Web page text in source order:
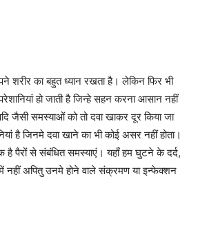
का बहुत ध्यान रखता है। लेकिन फिर भी
हो जाती है जिन्हे सहन करना आसान नहीं
जैसी समस्याओं को तो दवा खाकर दूर किया जा
है जिनमे दवा खाने का भी कोई असर नहीं होता।
पैरों से संबंधित समस्याएं। यहाँ हम घुटने के दर्द,
नहीं अपितु उनमे होने वाले संक्रमण या इन्फेक्शन